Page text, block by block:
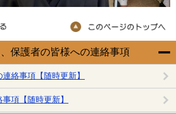
保護者の皆様への連絡事項
絡事項【随時更新】
項【随時更新】